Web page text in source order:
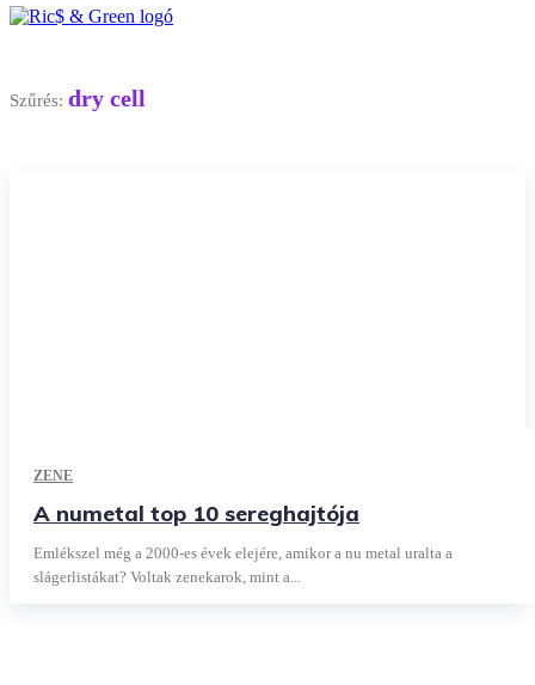
Szűrés: dry cell
ZENE
A numetal top 10 sereghajtója
Emlékszel még a 2000-es évek elejére, amikor a nu metal uralta a
slágerlistákat? Voltak zenekarok, mint a...